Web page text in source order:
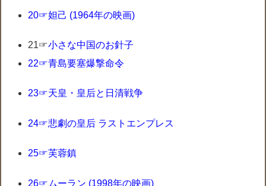
20☞妲己 (1964年の映画)
21☞小さな中国のお針子
22☞青島要塞爆撃命令
23☞天皇・皇后と日清戦争
24☞悲劇の皇后 ラストエンプレス
25☞芙蓉鎮
26☞ムーラン (1998年の映画)